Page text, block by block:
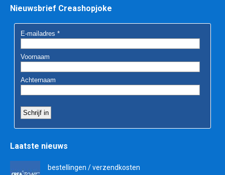
Nieuwsbrief Creashopjoke
Laatste nieuws
bestellingen / verzendkosten